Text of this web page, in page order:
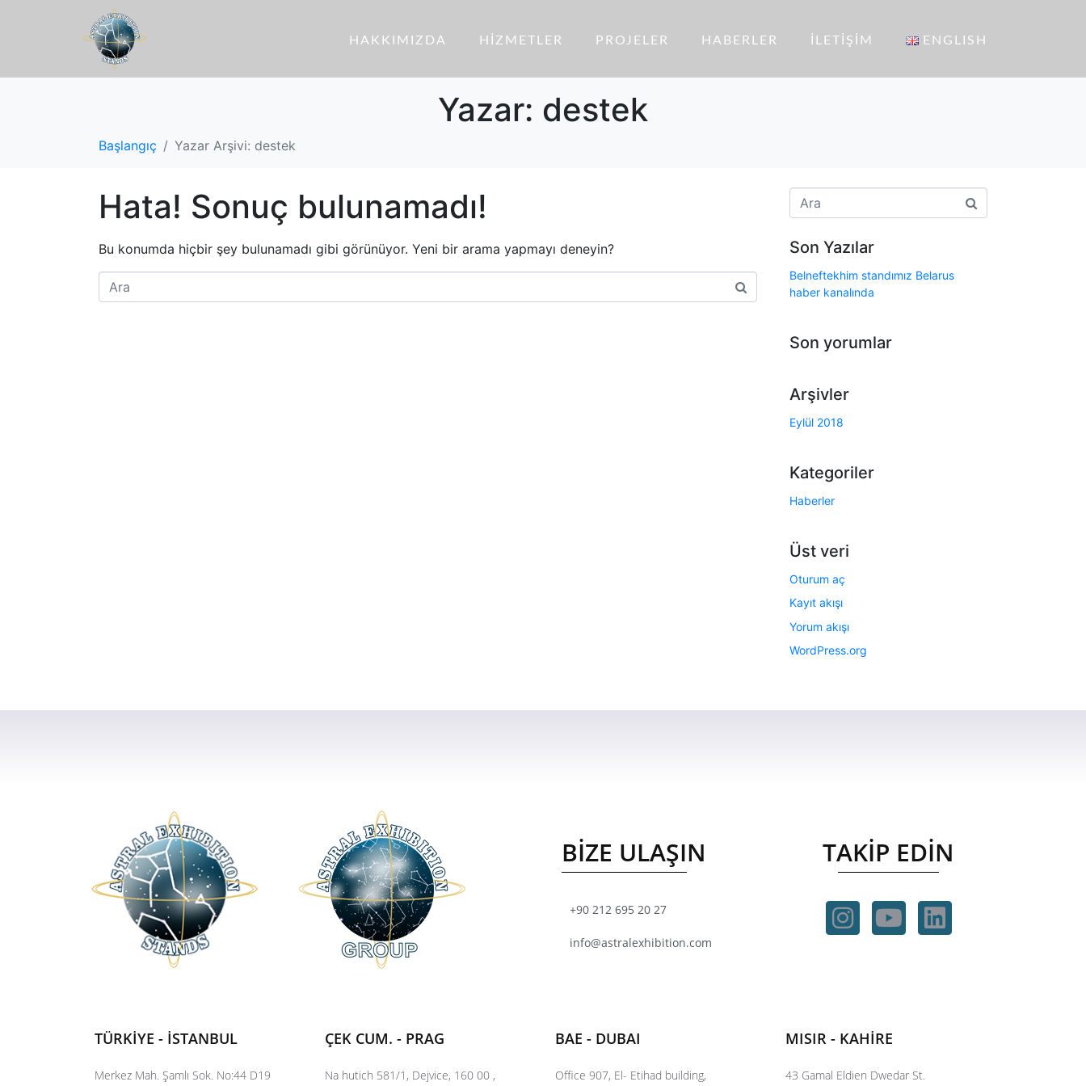
HAKKIMIZDA HIZMETLER PROJELER HABERLER İLETIŞIM ENGLISH
Yazar: destek
Başlangıç Yazar Arşivi: destek
Hata! Sonuç bulunamadı!
Bu konumda hiçbir şey bulunamadı gibi görünüyor. Yeni bir arama yapmayı deneyin? Son Yazılar
Belneftekhim standımız Belarus
haber kanalında
Son yorumlar
Arşivler
Eylül 2018
Kategoriler
Haberler
Üst veri
Oturum aç
Kayıt akışı
Yorum akışı
WordPress.org
BİZE ULAŞIN
+90 212 695 20 27
info@astralexhibition.com
TAKİP EDİN
TÜRKİYE - İSTANBUL
Merkez Mah. Şamlı Sok. No:44 D19
ÇEK CUM. - PRAG
Na hutich 581/1, Dejvice, 160 00 ,
BAE - DUBAI
Office 907, El- Etihad building,
MISIR - KAHİRE
43 Gamal Eldien Dwedar St.